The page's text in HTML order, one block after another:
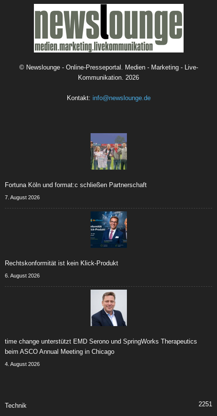
© Newslounge - Online-Presseportal. Medien - Marketing - Live-
Kommunikation. 2026
Kontakt: info@newslounge.de
Fortuna Köln und format:c schließen Partnerschaft
7. August 2026
Rechtskonformität ist kein Klick-Produkt
6. August 2026
time change unterstützt EMD Serono und SpringWorks Therapeutics
beim ASCO Annual Meeting in Chicago
4. August 2026
Technik
2251